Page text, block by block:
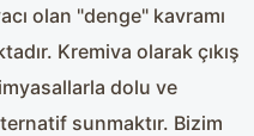
olan "denge" kavramı
Kremiva olarak çıkış
dolu ve
sunmaktır. Bizim